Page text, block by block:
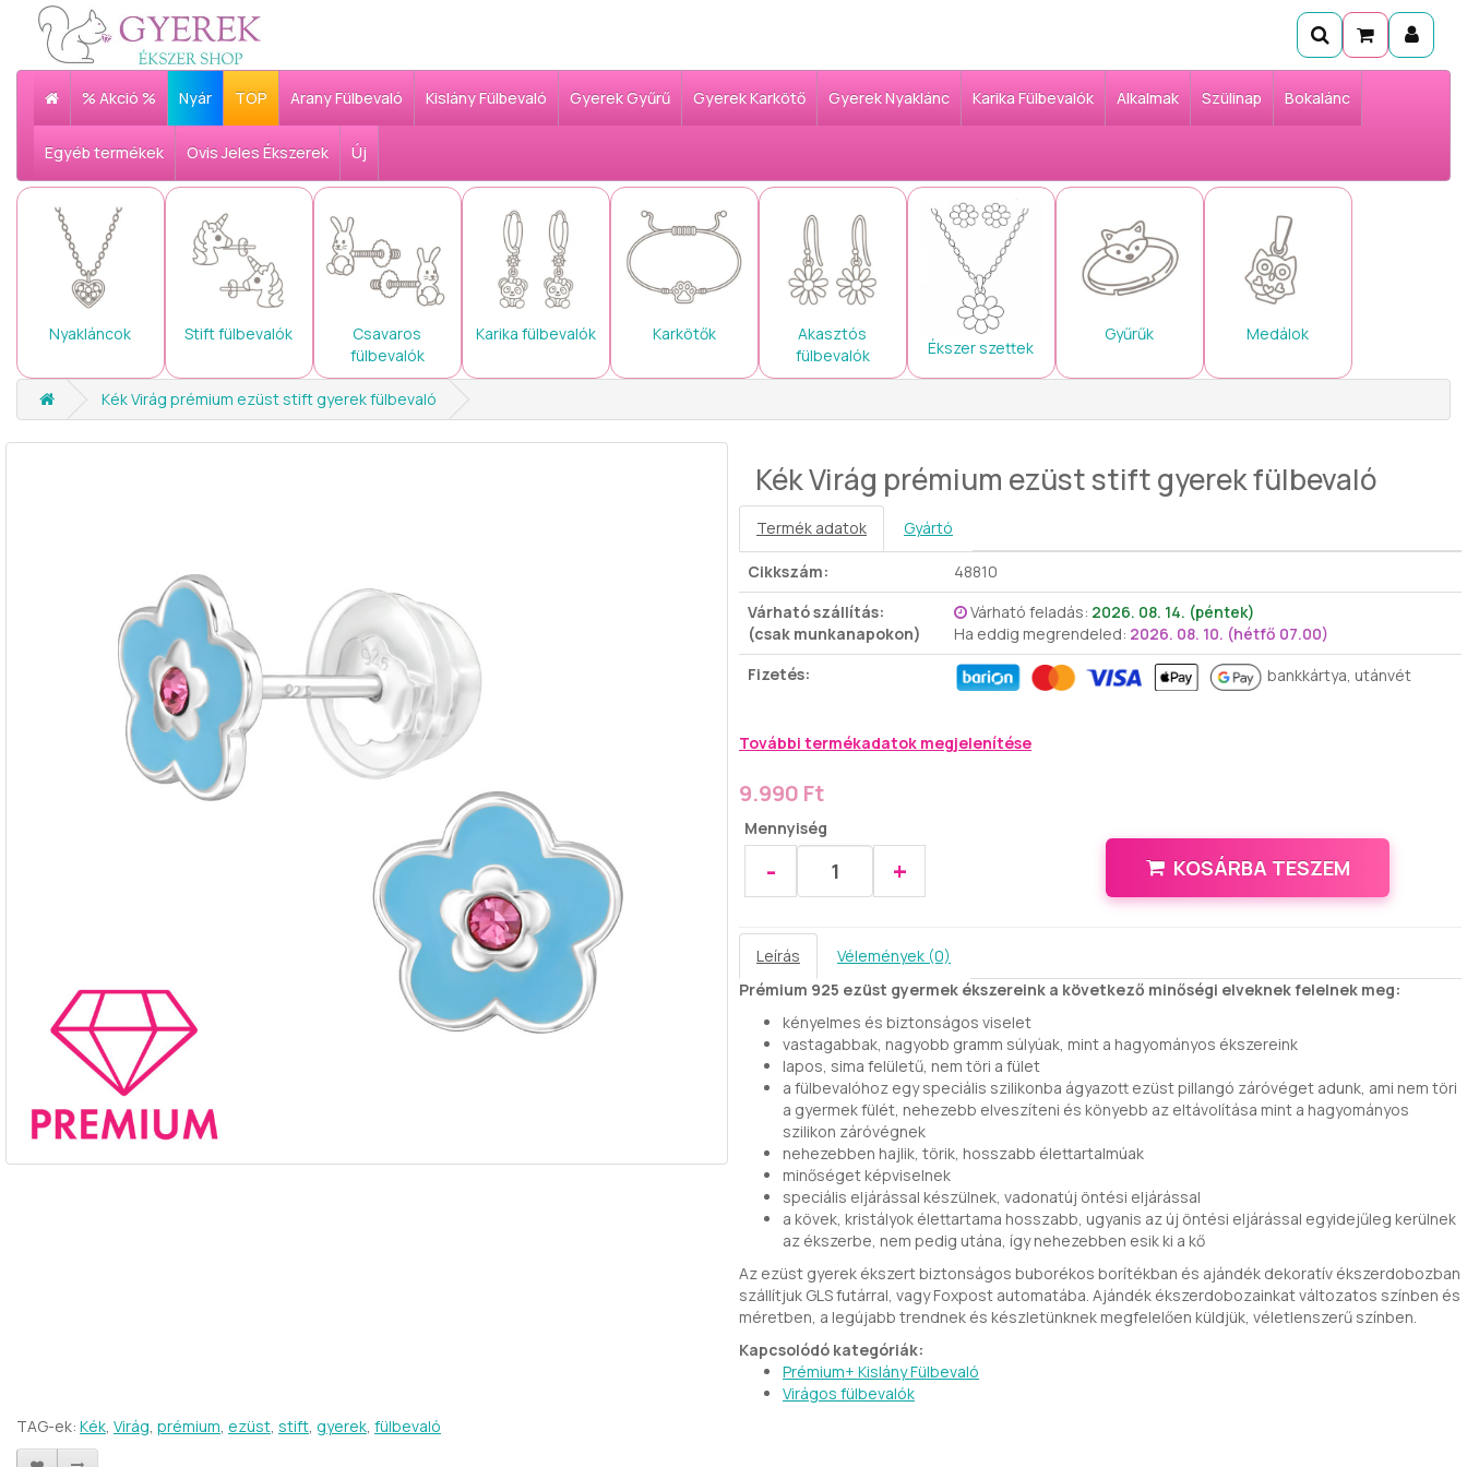
% Akció % Nyár TOP Arany Fülbevaló Kislány Fülbevaló Gyerek Gyűrű Gyerek Karkötő Gyerek Nyaklánc Karika Fülbevalók Alkalmak Szülinap Bokalánc
Egyéb termékek Ovis Jeles Ékszerek Új
Nyakláncok Stift fülbevalók
Csavaros
fülbevalók
Karika fülbevalók Karkötők
Akasztós
fülbevalók
Ékszer szettek
Gyűrűk Medálok
Kék Virág prémium ezüst stift gyerek fülbevaló
Kék Virág prémium ezüst stift gyerek fülbevaló
Termék adatok Gyártó
Cikkszám:
48810
Várható szállítás:
(csak munkanapokon)
Várható feladás: 2026. 08. 14. (péntek)
Ha eddig megrendeled: 2026. 08. 10. (hétfő 07.00)
Fizetés:
bankkártya, utánvét
További termékadatok megjelenítése
9.990 Ft
Mennyiség
- + KOSÁRBA TESZEM
Leírás
Vélemények (0)
Prémium 925 ezüst gyermek ékszereink a következő minőségi elveknek felelnek meg:
kényelmes és biztonságos viselet
vastagabbak, nagyobb gramm súlyúak, mint a hagyományos ékszereink
lapos, sima felületű, nem töri a fület
a fülbevalóhoz egy speciális szilikonba ágyazott ezüst pillangó záróvéget adunk, ami nem töri
a gyermek fülét, nehezebb elveszíteni és könyebb az eltávolítása mint a hagyományos
szilikon záróvégnek
nehezebben hajlik, törik, hosszabb élettartalmúak
minőséget képviselnek
speciális eljárással készülnek, vadonatúj öntési eljárással
a kövek, kristályok élettartama hosszabb, ugyanis az új öntési eljárással egyidejűleg kerülnek
az ékszerbe, nem pedig utána, így nehezebben esik ki a kő
Az ezüst gyerek ékszert biztonságos buborékos borítékban és ajándék dekoratív ékszerdobozban
szállítjuk GLS futárral, vagy Foxpost automatába. Ajándék ékszerdobozainkat változatos színben és
méretben, a legújabb trendnek és készletünknek megfelelően küldjük, véletlenszerű színben.
Kapcsolódó kategóriák:
Prémium+ Kislány Fülbevaló
Virágos fülbevalók
TAG-ek: Kék Virág prémium ezüst stift gyerek fülbevaló